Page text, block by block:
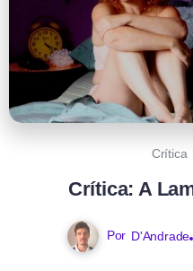
Crítica
Crítica: A
Por D'Andrade